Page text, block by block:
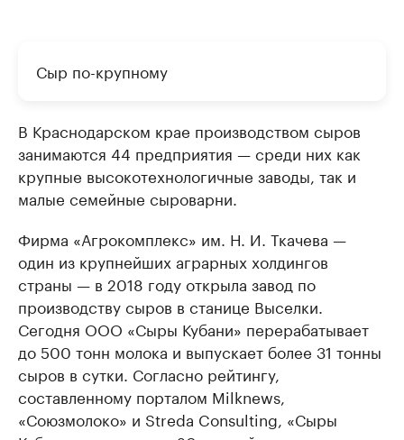
Сыр по-крупному
В Краснодарском крае производством сыров
занимаются 44 предприятия — среди них как
крупные высокотехнологичные заводы, так и
малые семейные сыроварни.
Фирма «Агрокомплекс» им. Н. И. Ткачева —
один из крупнейших аграрных холдингов
страны — в 2018 году открыла завод по
производству сыров в станице Выселки.
Сегодня ООО «Сыры Кубани» перерабатывает
до 500 тонн молока и выпускает более 31 тонны
сыров в сутки. Согласно рейтингу,
составленному порталом Milknews,
«Союзмолоко» и Streda Consulting, «Сыры